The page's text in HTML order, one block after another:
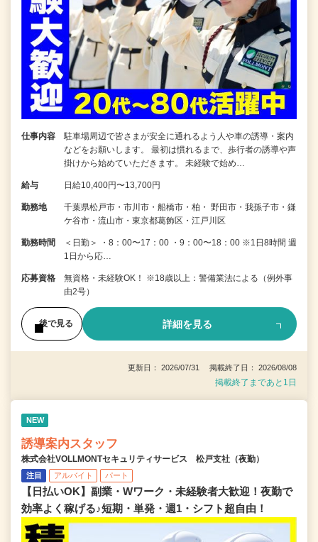
仕事内容
駐車場周辺で皆さまが安全に通れるよう人や車の誘導・案内
などをお願いします。 最初は慣れるまで、歩行者の誘導や声
掛けから始めていただきます。 未経験で始め…
給与 日給10,400円〜13,700円
勤務地
千葉県松戸市・市川市・船橋市・柏・ 野田市・我孫子市・鎌
ケ谷市・流山市・東京都葛飾区・江戸川区
勤務時間
＜日勤＞ ・8：00〜17：00 ・9：00〜18：00 ※1日8時間 週
1日から応…
応募資格
無資格・未経験OK！ ※18歳以上：警備業法による（例外事
由2号）
後で見る 詳細を見る
更新日： 2026/07/31 掲載終了日： 2026/08/08
掲載終了まであと1日
NEW
誘導案内スタッフ
株式会社VOLLMONTセキュリティサービス 松戸支社（夜勤）
注目 アルバイト パート
【日払いOK】副業・Wワーク・未経験者大歓迎！夜勤で
効率よく稼げる♪短期・単発・週1・シフト超自由！